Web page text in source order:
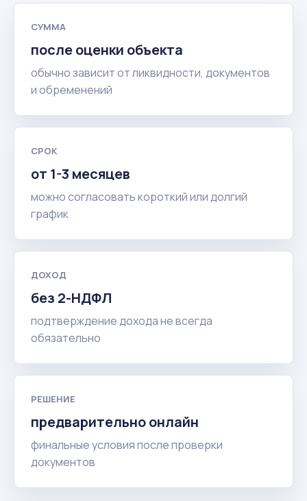
СУММА
после оценки объекта
обычно зависит от ликвидности, документов
и обременений
СРОК
от 1-3 месяцев
можно согласовать короткий или долгий
график
ДОХОД
без 2-НДФЛ
подтверждение дохода не всегда
обязательно
РЕШЕНИЕ
предварительно онлайн
финальные условия после проверки
документов